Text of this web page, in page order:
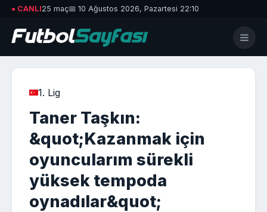
● CANLI25 maç📅 10 Ağustos 2026, Pazartesi 22:10
1. Lig
Taner Taşkın:
&quot;Kazanmak için
oyuncularım sürekli
yüksek tempoda
oynadılar&quot;